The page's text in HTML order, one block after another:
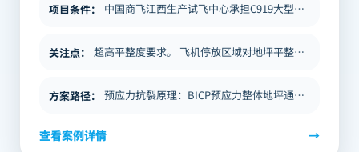
机库对清洁度与地面稳定性的长期运营要求…
项目条件： 中国商飞江西生产试飞中心承担C919大型客机的生产总装、地面测试及交付前试飞等核心业务，是C919全生命周期质量管理…
关注点： 超高平整度要求。 飞机停放区域对地坪平整度的要求以FF值（地面平整度）和FL值（地面水平度）计量，标准显著高于一般工…
方案路径： 预应力抗裂原理：BICP预应力整体地坪通过在地坪板内施加双向预应力，主动平衡混凝土的收缩应力，从根本上减少了收缩裂缝…
查看案例详情 →